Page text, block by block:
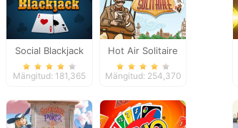
Social Blackjack
Mängitud: 181,365
Hot Air Solitaire
Mängitud: 254,370